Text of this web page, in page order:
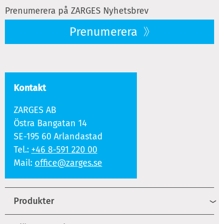
Prenumerera på ZARGES Nyhetsbrev
Prenumerera
Kontakt
ZARGES AB
Östra Bangatan 14
SE-195 60 Arlandastad
Tel.: +46 8-591 220 00
Mail: office@zarges.se
Produkter